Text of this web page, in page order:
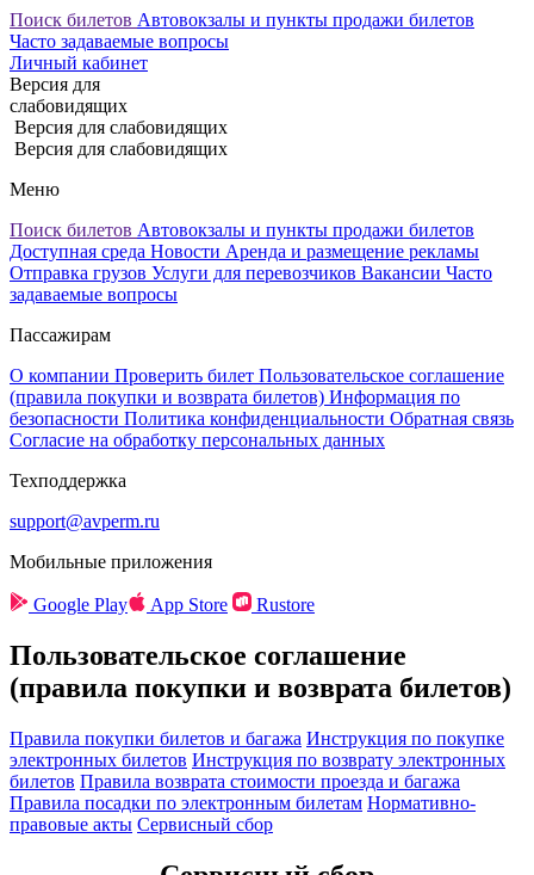
Поиск билетов Автовокзалы и пункты продажи билетов
Часто задаваемые вопросы
Личный кабинет
Версия для
слабовидящих
Версия для слабовидящих
Версия для слабовидящих
Меню
Поиск билетов Автовокзалы и пункты продажи билетов
Доступная среда Новости Аренда и размещение рекламы
Отправка грузов Услуги для перевозчиков Вакансии Часто
задаваемые вопросы
Пассажирам
О компании Проверить билет Пользовательское соглашение
(правила покупки и возврата билетов) Информация по
безопасности Политика конфиденциальности Обратная связь
Согласие на обработку персональных данных
Техподдержка
support@avperm.ru
Мобильные приложения
Google Play App Store Rustore
Пользовательское соглашение
(правила покупки и возврата билетов)
Правила покупки билетов и багажа Инструкция по покупке
электронных билетов Инструкция по возврату электронных
билетов Правила возврата стоимости проезда и багажа
Правила посадки по электронным билетам Нормативно-
правовые акты Сервисный сбор